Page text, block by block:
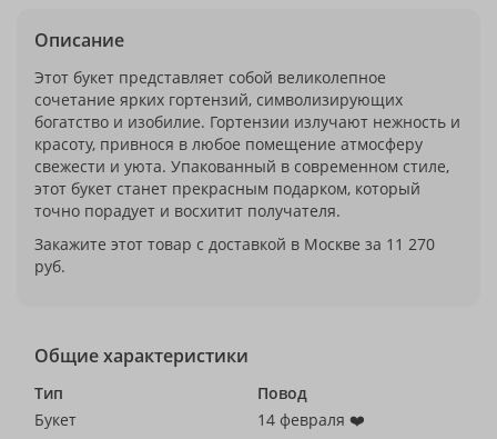
Описание
Этот букет представляет собой великолепное
сочетание ярких гортензий, символизирующих
богатство и изобилие. Гортензии излучают нежность и
красоту, привнося в любое помещение атмосферу
свежести и уюта. Упакованный в современном стиле,
этот букет станет прекрасным подарком, который
точно порадует и восхитит получателя.
Закажите этот товар с доставкой в Москве за 11 270
руб.
Общие характеристики
Тип
Букет
Повод
14 февраля ❤️